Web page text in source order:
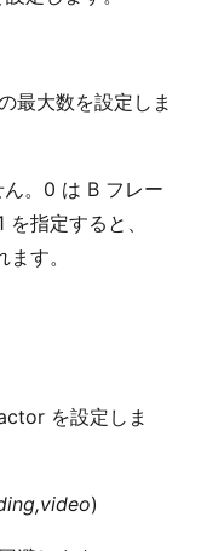
最大数を設定しま
。0 は B フレー
指定すると、
す。
を設定しま
)